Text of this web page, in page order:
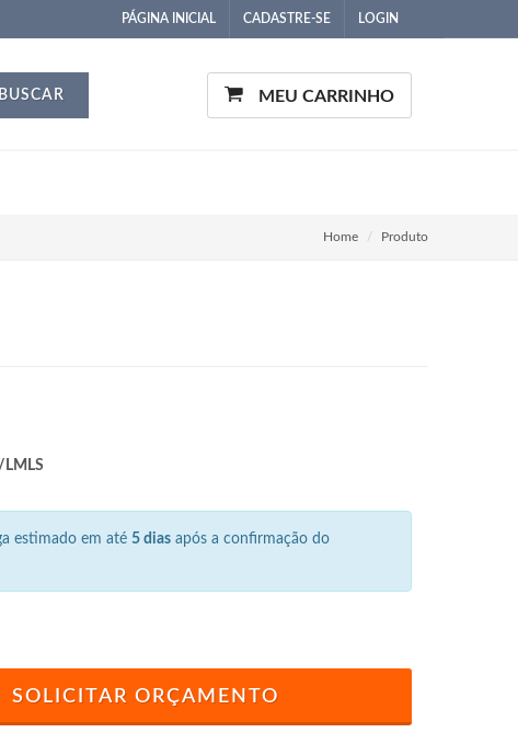
PÁGINA INICIAL CADASTRE-SE LOGIN
BUSCAR MEU CARRINHO
Home Produto
estimado em até 5 diasapós a confirmação do
SOLICITAR ORÇAMENTO